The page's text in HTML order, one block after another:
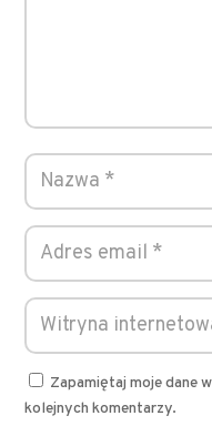
Zapamiętaj moje dane
kolejnych komentarzy.